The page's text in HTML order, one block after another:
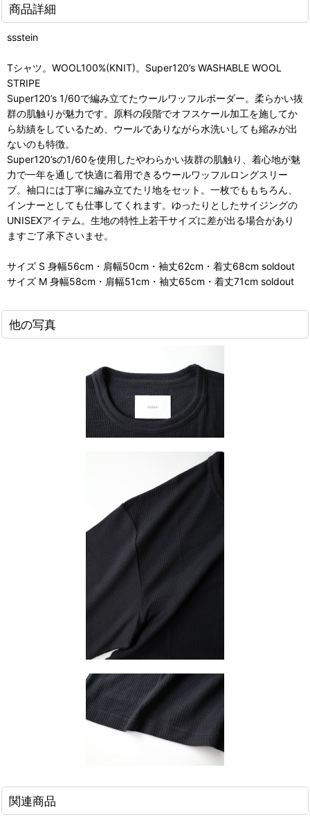
商品詳細
ssstein
Tシャツ。WOOL100%(KNIT)。Super120’s WASHABLE WOOL
STRIPE
Super120’s 1/60で編み立てたウールワッフルボーダー。柔らかい抜
群の肌触りが魅力です。原料の段階でオフスケール加工を施してか
ら紡績をしているため、ウールでありながら水洗いしても縮みが出
ないのも特徴。
Super120’sの1/60を使用したやわらかい抜群の肌触り、着心地が魅
力で一年を通して快適に着用できるウールワッフルロングスリー
ブ。袖口には丁寧に編み立てたリ地をセット。一枚でももちろん、
インナーとしても仕事してくれます。ゆったりとしたサイジングの
UNISEXアイテム。生地の特性上若干サイズに差が出る場合があり
ますご了承下さいませ。
サイズ S 身幅56cm・肩幅50cm・袖丈62cm・着丈68cm soldout
サイズ M 身幅58cm・肩幅51cm・袖丈65cm・着丈71cm soldout
他の写真
関連商品